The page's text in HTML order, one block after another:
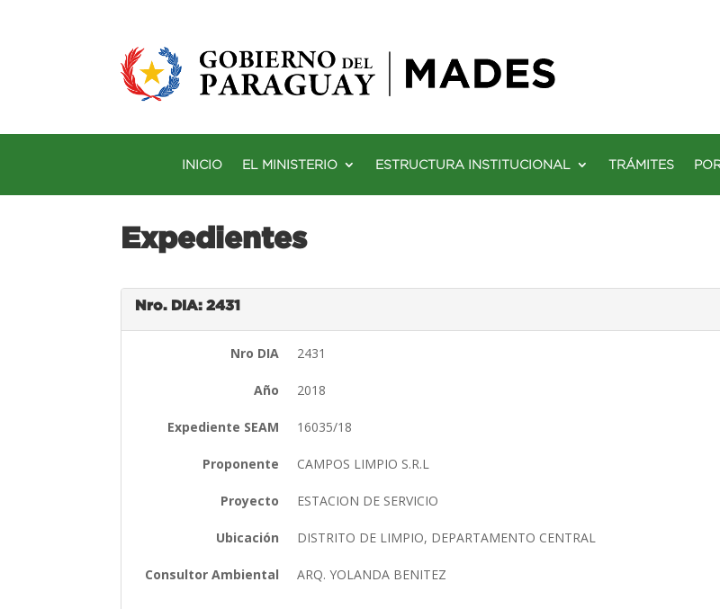
INICIO EL MINISTERIO ESTRUCTURA INSTITUCIONAL TRÁMITES
Expedientes
Nro. DIA: 2431
Nro DIA 2431
Año 2018
Expediente SEAM 16035/18
Proponente CAMPOS LIMPIO S.R.L
Proyecto ESTACION DE SERVICIO
Ubicación DISTRITO DE LIMPIO, DEPARTAMENTO CENTRAL
Consultor Ambiental ARQ. YOLANDA BENITEZ